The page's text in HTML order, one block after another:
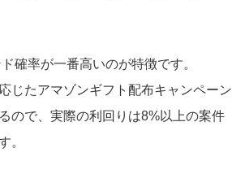
確率が一番高いのが特徴です。
じたアマゾンギフト配布キャンペーン
ので、実際の利回りは8%以上の案件
。